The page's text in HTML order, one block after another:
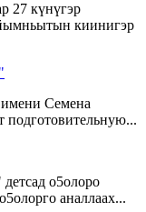
күнүгэр
киинигэр
имени Семена
подготовительную...
о5олоро
аналлаах...